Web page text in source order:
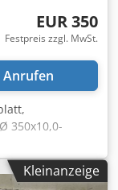
EUR 350
Festpreis zzgl. MwSt.
Anrufen
350x10,0-
995600572 -
6 kg/Stück
Kleinanzeige